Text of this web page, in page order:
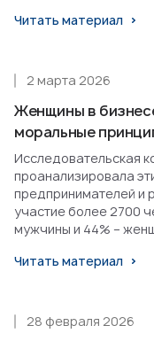
Читать материал
Женщины в
моральные
2 марта 2026
Исследовательская
проанализировала
предпринимателей и
участие более 2700
мужчины и 44% –
Читать материал
28 февраля 2026